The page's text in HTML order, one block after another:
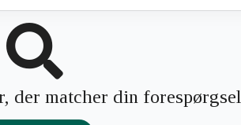
der matcher din forespørgsel